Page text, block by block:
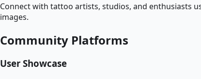
Connect with tattoo artists, studios, and enthusiasts
images.
Community Platforms
User Showcase